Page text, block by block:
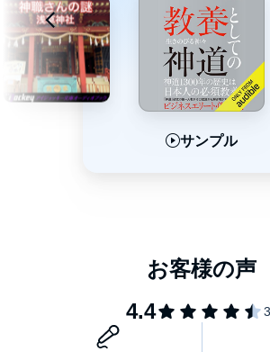
サンプル